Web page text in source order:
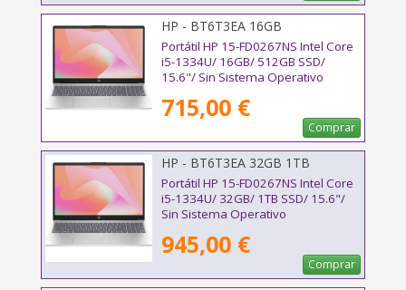
HP - BT6T3EA 16GB
Portátil HP 15-FD0267NS Intel Core
i5-1334U/ 16GB/ 512GB SSD/
15.6"/ Sin Sistema Operativo
715,00 €
Comprar
HP - BT6T3EA 32GB 1TB
Portátil HP 15-FD0267NS Intel Core
i5-1334U/ 32GB/ 1TB SSD/ 15.6"/
Sin Sistema Operativo
945,00 €
Comprar